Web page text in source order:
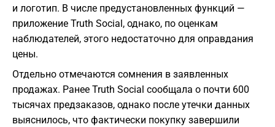
и логотип. В числе предустановленных функций —
приложение Truth Social, однако, по оценкам
наблюдателей, этого недостаточно для оправдания
цены.
Отдельно отмечаются сомнения в заявленных
продажах. Ранее Truth Social сообщала о почти 600
тысячах предзаказов, однако после утечки данных
выяснилось, что фактически покупку завершили